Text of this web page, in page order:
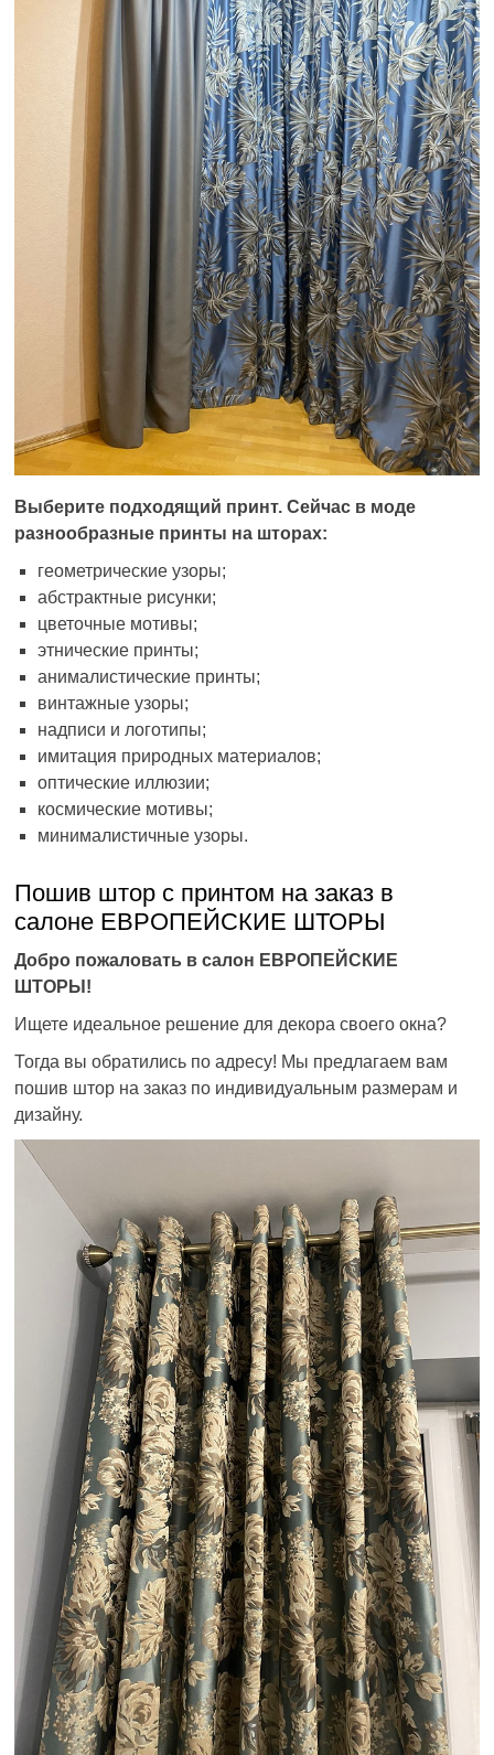
Выберите подходящий принт. Сейчас в моде
разнообразные принты на шторах:
геометрические узоры;
абстрактные рисунки;
цветочные мотивы;
этнические принты;
анималистические принты;
винтажные узоры;
надписи и логотипы;
имитация природных материалов;
оптические иллюзии;
космические мотивы;
минималистичные узоры.
Пошив штор с принтом на заказ в
салоне ЕВРОПЕЙСКИЕ ШТОРЫ
Добро пожаловать в салон ЕВРОПЕЙСКИЕ
ШТОРЫ!
Ищете идеальное решение для декора своего окна?
Тогда вы обратились по адресу! Мы предлагаем вам
пошив штор на заказ по индивидуальным размерам и
дизайну.